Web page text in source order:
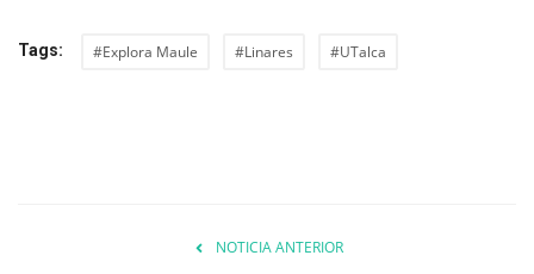
Tags: #Explora Maule #Linares #UTalca
NOTICIA ANTERIOR